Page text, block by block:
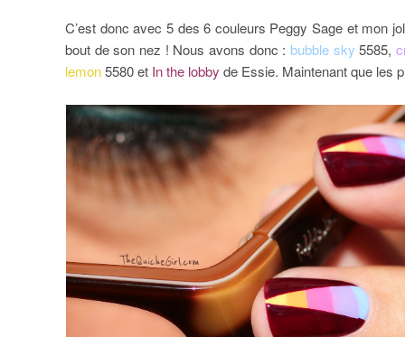
C’est donc avec 5 des 6 couleurs Peggy Sage et mon
bout de son nez ! Nous avons donc : bubble sky 5585,
lemon5580 et In the lobby de Essie. Maintenant que les